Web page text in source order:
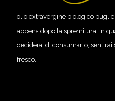
olio extravergine biologico
appena dopo la spremitura. In
deciderai di consumarlo, sentirai
fresco.